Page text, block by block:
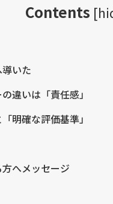
Contents [
いた
違いは「責任感」
明確な評価基準」
へメッセージ